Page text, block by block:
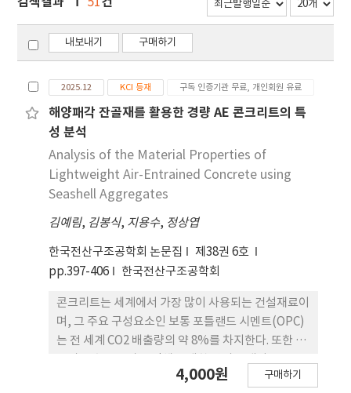
내보내기 구매하기
2025.12 KCI 등재 구독 인증기관 무료, 개인회원 유료
해양패각 잔골재를 활용한 경량 AE 콘크리트의 특
성 분석
Analysis of the Material Properties of
Lightweight Air-Entrained Concrete using
Seashell Aggregates
김예림, 김봉식, 지용수, 정상엽
한국전산구조공학회 논문집
제38권 6호
pp.397-406
한국전산구조공학회
콘크리트는 세계에서 가장 많이 사용되는 건설재료이
며, 그 주요 구성요소인 보통 포틀랜드 시멘트(OPC)
는 전 세계 CO2 배출량의 약 8%를 차지한다. 또한 콘
재 생산이 요구되면서 환경 생태계 파괴 문제가 증가
4,000원 구매하기